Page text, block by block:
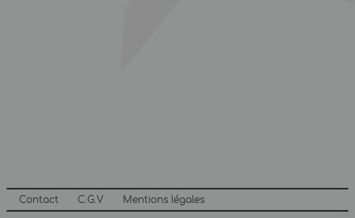
Contact C.G.V Mentions légales